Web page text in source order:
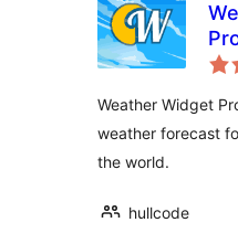
Weather Widget
weather forecast
the world.
hullcode